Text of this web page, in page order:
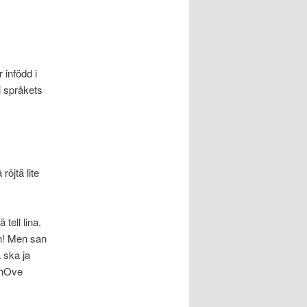
infödd i
språkets
röjtä lite
tell lina.
Men san
ska ja